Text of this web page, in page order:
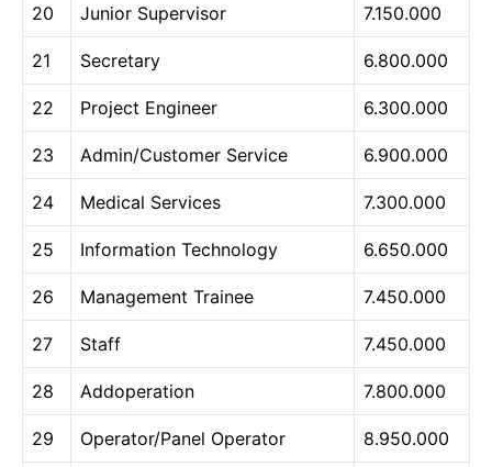
20 Junior Supervisor 7.150.000
21 Secretary 6.800.000
22 Project Engineer 6.300.000
23 Admin/Customer Service 6.900.000
24 Medical Services 7.300.000
25 Information Technology 6.650.000
26 Management Trainee 7.450.000
27 Staff 7.450.000
28 Addoperation 7.800.000
29 Operator/Panel Operator 8.950.000